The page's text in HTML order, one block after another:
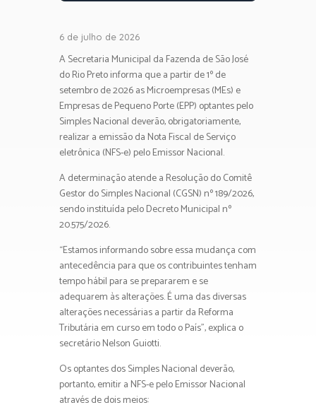
6 de julho de 2026
A Secretaria Municipal da Fazenda de São José
do Rio Preto informa que a partir de 1º de
setembro de 2026 as Microempresas (MEs) e
Empresas de Pequeno Porte (EPP) optantes pelo
Simples Nacional deverão, obrigatoriamente,
realizar a emissão da Nota Fiscal de Serviço
eletrônica (NFS-e) pelo Emissor Nacional.
A determinação atende a Resolução do Comitê
Gestor do Simples Nacional (CGSN) nº 189/2026,
sendo instituída pelo Decreto Municipal nº
20.575/2026.
“Estamos informando sobre essa mudança com
antecedência para que os contribuintes tenham
tempo hábil para se prepararem e se
adequarem às alterações. É uma das diversas
alterações necessárias a partir da Reforma
Tributária em curso em todo o País”, explica o
secretário Nelson Guiotti.
Os optantes dos Simples Nacional deverão,
portanto, emitir a NFS-e pelo Emissor Nacional
através de dois meios: